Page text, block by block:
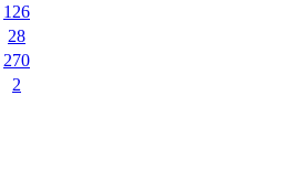
126
28
270
2